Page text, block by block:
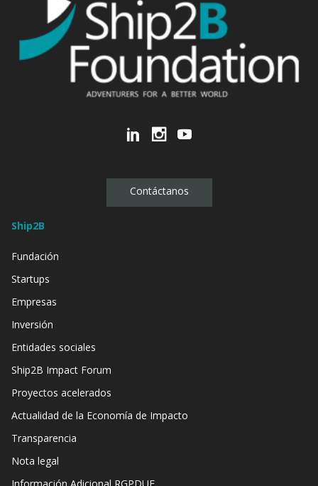
Contáctanos
Ship2B
Fundación
Startups
Empresas
Inversión
Entidades sociales
Ship2B Impact Forum
Proyectos acelerados
Actualidad de la Economía de Impacto
Transparencia
Nota legal